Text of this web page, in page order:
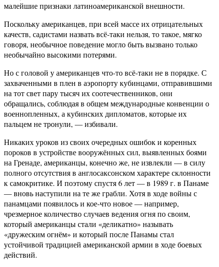
малейшие признаки латиноамериканской внешности.
Поскольку американцев, при всей массе их отрицательных
качеств, садистами назвать всё-таки нельзя, то такое, мягко
говоря, необычное поведение могло быть вызвано только
необычайно высокими потерями.
Но с головой у американцев что-то всё-таки не в порядке. С
захваченными в плен в аэропорту кубинцами, отправившими
на тот свет пару тысяч их соотечественников, они
обращались, соблюдая в общем международные конвенции о
военнопленных, а кубинских дипломатов, которые их
пальцем не тронули, — избивали.
Никаких уроков из своих очередных ошибок и коренных
пороков в устройстве вооружённых сил, выявленных боями
на Гренаде, американцы, конечно же, не извлекли — в силу
полного отсутствия в англосаксонском характере склонности
к самокритике. И поэтому спустя 6 лет — в 1989 г. в Панаме
— вновь наступили на те же грабли. Хотя в ходе войны с
панамцами появилось и кое-что новое — например,
чрезмерное количество случаев ведения огня по своим,
который американцы стали «деликатно» называть
«дружеским огнём» и который после Панамы стал
устойчивой традицией американской армии в ходе боевых
действий.